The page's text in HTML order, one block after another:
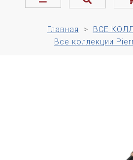
Главная
ВСЕ
Все коллекции